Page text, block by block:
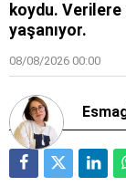
koydu.
yaşanıyor.
08/08/2026 00:00